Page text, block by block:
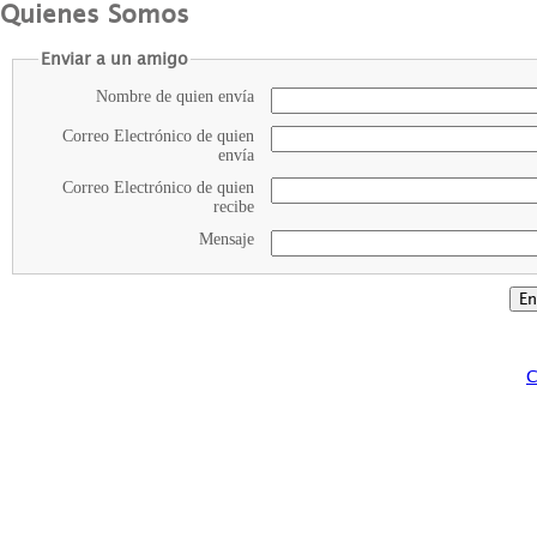
Quienes Somos
Enviar a un amigo
Nombre de quien envía
Correo Electrónico de quien
envía
Correo Electrónico de quien
recibe
Mensaje